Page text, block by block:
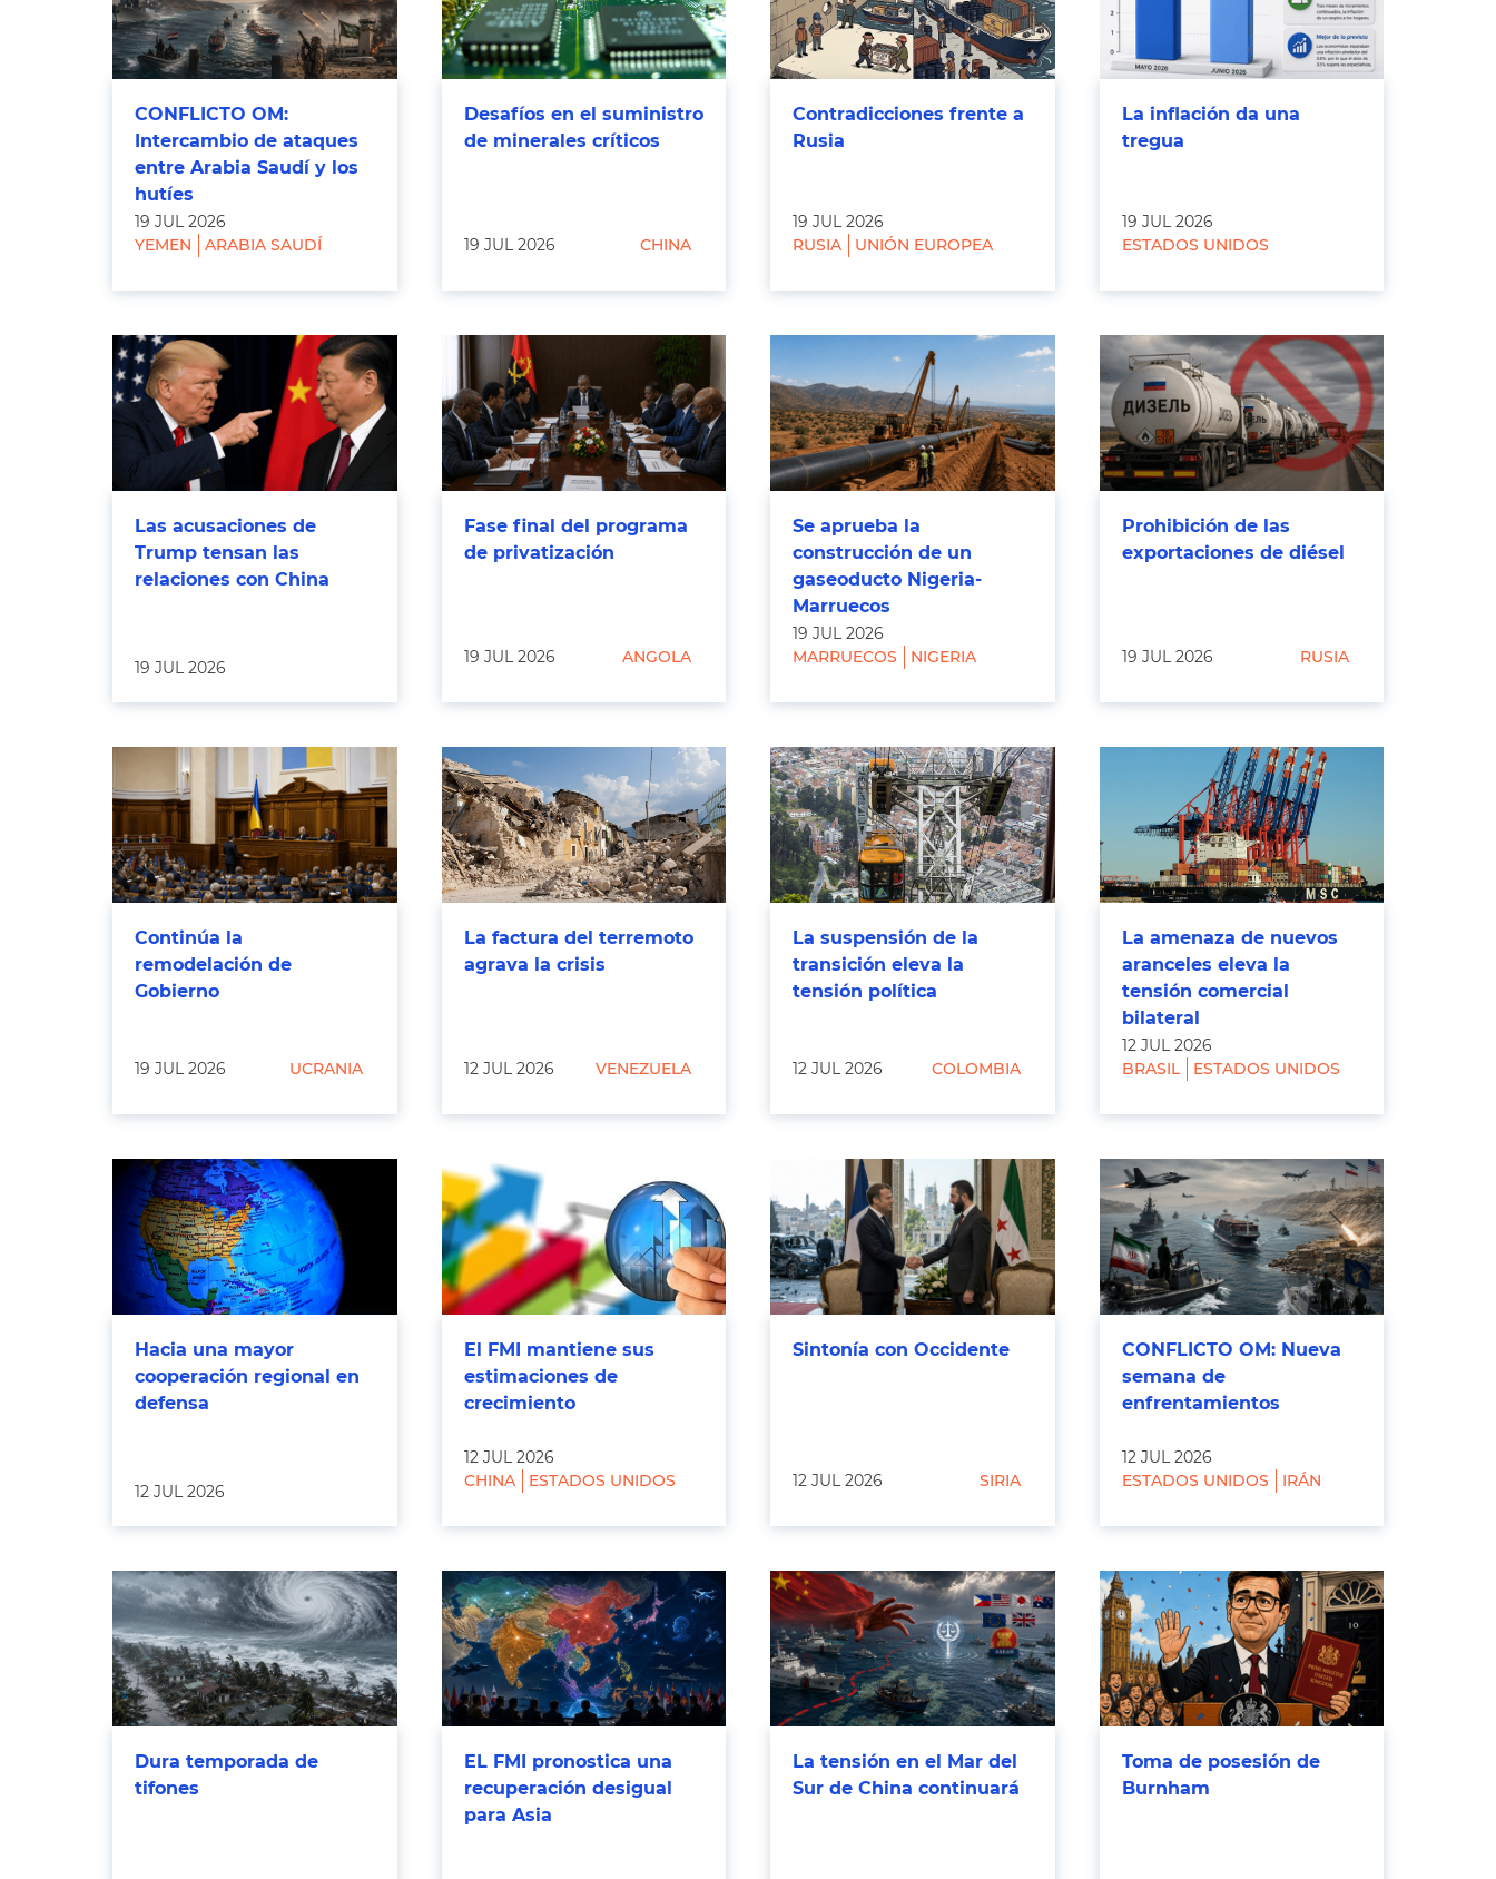
CONFLICTO OM:
Intercambio de ataques
entre Arabia Saudí y los
hutíes
19 JUL 2026
YEMEN
ARABIA SAUDÍ
Desafíos en el suministro
de minerales críticos
19 JUL 2026 CHINA
Contradicciones frente a
Rusia
19 JUL 2026
RUSIA
UNIÓN EUROPEA
La inflación da una
tregua
19 JUL 2026
ESTADOS UNIDOS
Las acusaciones de
Trump tensan las
relaciones con China
19 JUL 2026
Fase final del programa
de privatización
19 JUL 2026 ANGOLA
Se aprueba la
construcción de un
gaseoducto Nigeria-
Marruecos
19 JUL 2026
MARRUECOS
NIGERIA
Prohibición de las
exportaciones de diésel
19 JUL 2026 RUSIA
Continúa la
remodelación de
Gobierno
19 JUL 2026 UCRANIA
La factura del terremoto
agrava la crisis
12 JUL 2026 VENEZUELA
La suspensión de la
transición eleva la
tensión política
12 JUL 2026 COLOMBIA
La amenaza de nuevos
aranceles eleva la
tensión comercial
bilateral
12 JUL 2026
BRASIL
ESTADOS UNIDOS
Hacia una mayor
cooperación regional en
defensa
12 JUL 2026
El FMI mantiene sus
estimaciones de
crecimiento
12 JUL 2026
CHINA
ESTADOS UNIDOS
Sintonía con Occidente
12 JUL 2026 SIRIA
CONFLICTO OM: Nueva
semana de
enfrentamientos
12 JUL 2026
ESTADOS UNIDOS
IRÁN
Dura temporada de
tifones
EL FMI pronostica una
recuperación desigual
para Asia
La tensión en el Mar del
Sur de China continuará
Toma de posesión de
Burnham